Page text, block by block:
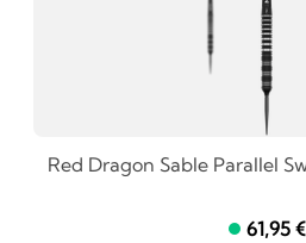
Red Dragon Sable Parallel
61,95 €